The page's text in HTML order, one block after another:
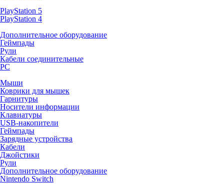
PlayStation 5
PlayStation 4
Дополнительное оборудование
Геймпады
Рули
Кабели соединительные
PC
Мыши
Коврики для мышек
Гарнитуры
Носители информации
Клавиатуры
USB-накопители
Геймпады
Зарядные устройства
Кабели
Джойстики
Рули
Дополнительное оборудование
Nintendo Switch